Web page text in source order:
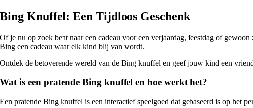
Bing Knuffel: Een Tijdloos Geschenk
Of je nu op zoek bent naar een cadeau voor een verjaardag, feestdag of
Bing een cadeau waar elk kind blij van wordt.
Ontdek de betoverende wereld van de Bing knuffel en geef jouw kind een
Wat is een pratende Bing knuffel en hoe werkt het?
Een pratende Bing knuffel is een interactief speelgoed dat gebaseerd is op het